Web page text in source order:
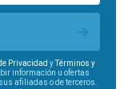
Privacidad yTérminos y
información u ofertas
afiliadas o de terceros.